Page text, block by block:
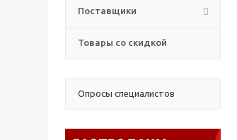
Поставщики
Товары со скидкой
Опросы специалистов